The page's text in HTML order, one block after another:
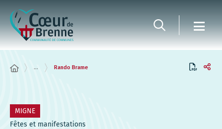
... Rando Brame
MIGNE
Fêtes et manifestations